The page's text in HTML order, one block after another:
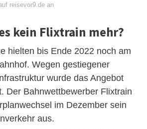
reisevor9.de an
kein Flixtrain mehr?
hielten bis Ende 2022 noch am
Wegen gestiegener
wurde das Angebot
Der Bahnwettbewerber Flixtrain
im Dezember sein
aus.